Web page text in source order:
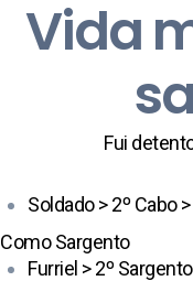
Vida
Fui
Soldado > 2º Cabo
Como Sargento
Furriel > 2º